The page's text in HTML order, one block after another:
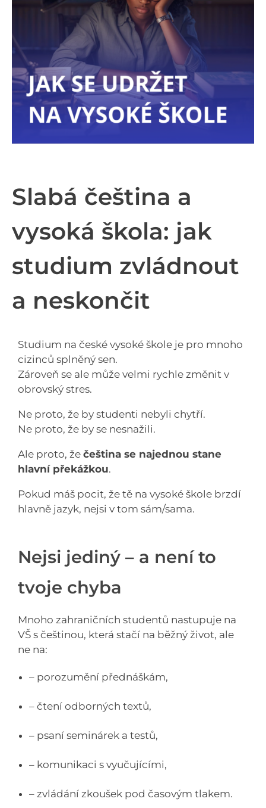
Slabá čeština a
vysoká škola: jak
studium zvládnout
a neskončit
Studium na české vysoké škole je pro mnoho
cizinců splněný sen.
Zároveň se ale může velmi rychle změnit v
obrovský stres.
Ne proto, že by studenti nebyli chytří.
Ne proto, že by se nesnažili.
Ale proto, že čeština se najednou stane
hlavní překážkou.
Pokud máš pocit, že tě na vysoké škole brzdí
hlavně jazyk, nejsi v tom sám/sama.
Nejsi jediný – a není to
tvoje chyba
Mnoho zahraničních studentů nastupuje na
VŠ s češtinou, která stačí na běžný život, ale
ne na:
– porozumění přednáškám,
– čtení odborných textů,
– psaní seminárek a testů,
– komunikaci s vyučujícími,
– zvládání zkoušek pod časovým tlakem.